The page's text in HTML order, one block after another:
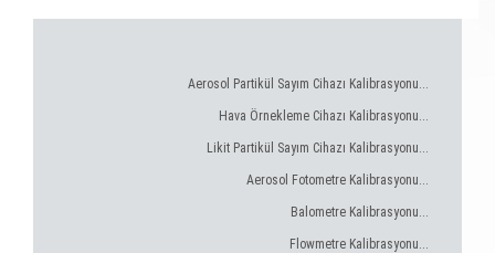
Aerosol Partikül Sayım Cihazı Kalibrasyonu...
Hava Örnekleme Cihazı Kalibrasyonu...
Likit Partikül Sayım Cihazı Kalibrasyonu...
Aerosol Fotometre Kalibrasyonu...
Balometre Kalibrasyonu...
Flowmetre Kalibrasyonu...